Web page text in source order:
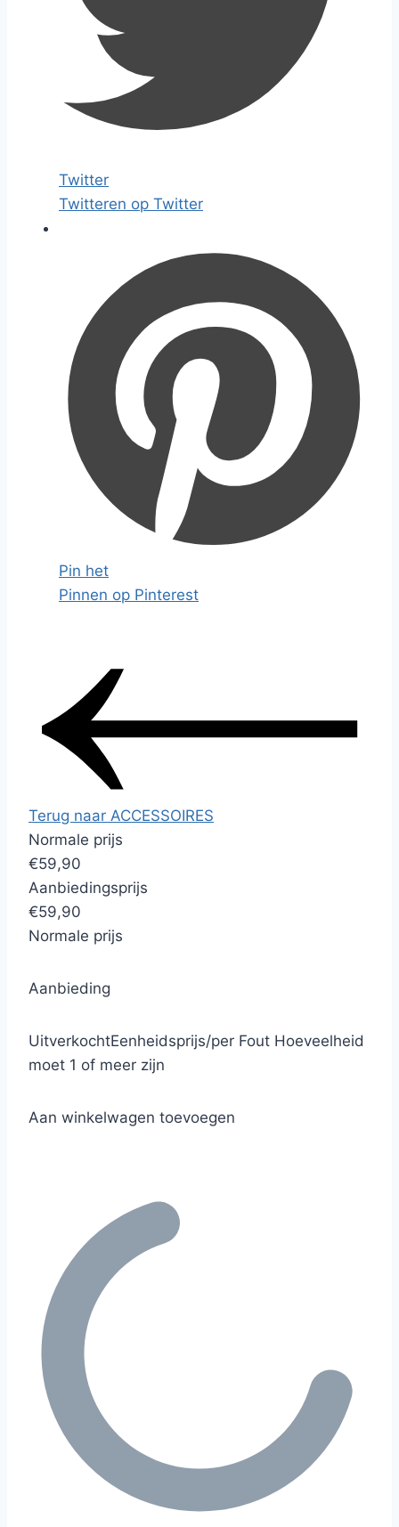
Twitter
Twitteren op Twitter
Pin het
Pinnen op Pinterest
Terug naar ACCESSOIRES
Normale prijs
€59,90
Aanbiedingsprijs
€59,90
Normale prijs
Aanbieding
UitverkochtEenheidsprijs/per Fout Hoeveelheid
moet 1 of meer zijn
Aan winkelwagen toevoegen